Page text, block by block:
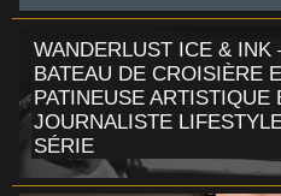
WANDERLUST ICE & INK
BATEAU DE CROISIÈRE
PATINEUSE ARTISTIQUE
JOURNALISTE
SÉRIE